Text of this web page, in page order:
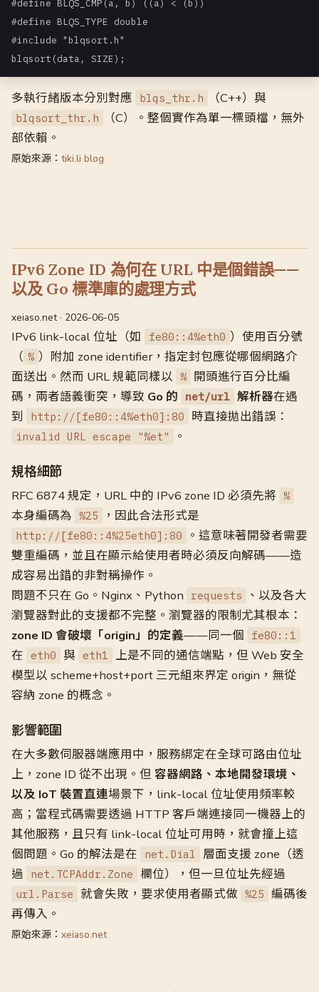
#define BLQS_CMP(a, b) ((a) < (b))
#define BLQS_TYPE double
#include "blqsort.h"
blqsort(data, SIZE);
多執行緒版本分別對應 blqs_thr.h （C++）與
blqsort_thr.h
（C）。整個實作為單一標頭檔，無外
部依賴。
原始來源： tiki.li blog
IPv6 Zone ID 為何在 URL 中是個錯誤——
以及 Go 標準庫的處理方式
xeiaso.net · 2026-06-05
IPv6 link-local 位址（如 fe80::4%eth0 ）使用百分號
（ % ）附加 zone identifier，指定封包應從哪個網路介
面送出。然而 URL 規範同樣以
% 開頭進行百分比編
碼，兩者語義衝突，導致 Go 的 net/url 解析器在遇
到
http://[fe80::4%eth0]:80 時直接拋出錯誤：
invalid URL escape "%et" 。
規格細節
RFC 6874 規定，URL 中的 IPv6 zone ID 必須先將 %
本身編碼為 %25 ，因此合法形式是
http://[fe80::4%25eth0]:80
。這意味著開發者需要
雙重編碼，並且在顯示給使用者時必須反向解碼——造
成容易出錯的非對稱操作。
問題不只在 Go。Nginx、Python
requests
、以及各大
瀏覽器對此的支援都不完整。瀏覽器的限制尤其根本：
zone ID 會破壞「origin」的定義——同一個 fe80::1
在 eth0 與 eth1
上是不同的通信端點，但 Web 安全
模型以 scheme+host+port 三元組來界定 origin，無從
容納 zone 的概念。
影響範圍
在大多數伺服器端應用中，服務綁定在全球可路由位址
上，zone ID 從不出現。但 容器網路、本地開發環境、
以及 IoT 裝置直連場景下，link-local 位址使用頻率較
高；當程式碼需要透過 HTTP 客戶端連接同一機器上的
其他服務，且只有 link-local 位址可用時，就會撞上這
個問題。Go 的解法是在
net.Dial
層面支援 zone（透
過
net.TCPAddr.Zone 欄位），但一旦位址先經過
url.Parse 就會失敗，要求使用者顯式做 %25 編碼後
再傳入。
原始來源： xeiaso.net